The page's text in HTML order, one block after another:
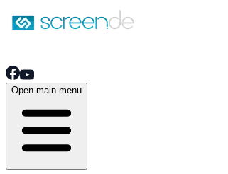
Open main menu